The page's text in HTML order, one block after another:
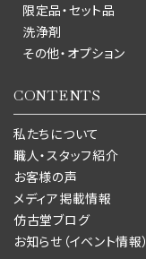
限定品・セット品
洗浄剤
その他・オプション
CONTENTS
私たちについて
職人・スタッフ紹介
お客様の声
メディア掲載情報
仿古堂ブログ
お知らせ（イベント情報）